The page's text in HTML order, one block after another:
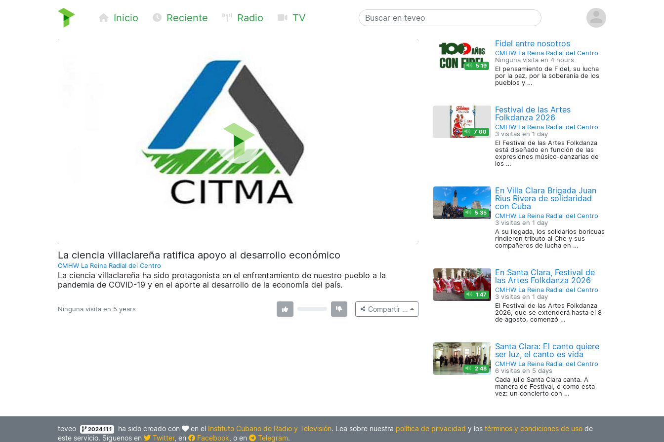
Inicio Reciente Radio TV
La ciencia villaclareña ratifica apoyo al desarrollo económico
CMHW La Reina Radial del Centro
La ciencia villaclareña ha sido protagonista en el enfrentamiento de nuestro pueblo a la
pandemia de COVID-19 y en el aporte al desarrollo de la economía del país.
Ninguna visita en 5 years Compartir …
5:19
Fidel entre nosotros
CMHW La Reina Radial del Centro
Ninguna visita en 4 hours
El pensamiento de Fidel, su lucha
por la paz, por la soberanía de los
pueblos y …
7:00
Festival de las Artes
Folkdanza 2026
CMHW La Reina Radial del Centro
3 visitas en 1 day
El Festival de las Artes Folkdanza
está diseñado en función de las
expresiones músico-danzarias de
los …
5:35
En Villa Clara Brigada Juan
Rius Rivera de solidaridad
con Cuba
CMHW La Reina Radial del Centro
3 visitas en 1 day
A su llegada, los solidarios boricuas
rindieron tributo al Che y sus
compañeros de lucha en …
1:47
En Santa Clara, Festival de
las Artes Folkdanza 2026
CMHW La Reina Radial del Centro
3 visitas en 1 day
El Festival de las Artes Folkdanza
2026, que se extenderá hasta el 8
de agosto, comenzó …
2:48
Santa Clara: El canto quiere
ser luz, el canto es vida
CMHW La Reina Radial del Centro
6 visitas en 5 days
Cada julio Santa Clara canta. A
manera de Festival, o como esta
vez: un concierto con …
teveo 2024.11.1 ha sido creado con en el Instituto Cubano de Radio y Televisión. Lea sobre nuestra política de privacidad y los términos y condiciones de usode
este servicio. Síguenos en
Twitter, en Facebook , o en Telegram.